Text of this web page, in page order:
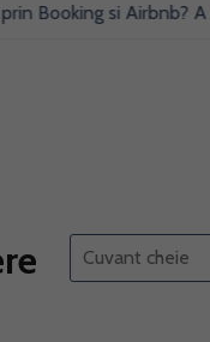
si Airbnb? A